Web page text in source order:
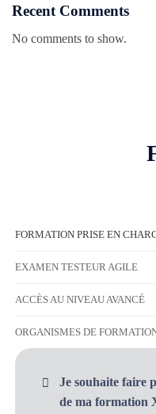
Recent Comments
No comments to show.
FORMATION PRISE EN
EXAMEN TESTEUR AGILE
ACCÈS AU NIVEAU AVANCÉ
ORGANISMES DE
Je souhaite faire
de ma formation